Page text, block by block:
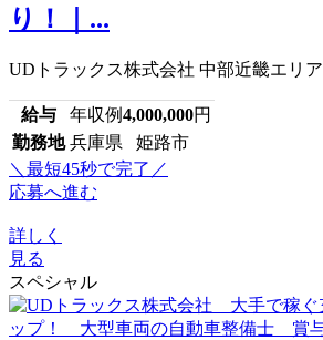
り！｜...
UDトラックス株式会社 中部近畿エリア
給与 年収例4,000,000円
勤務地 兵庫県 姫路市
＼最短45秒で完了／
応募へ進む
詳しく
見る
スペシャル